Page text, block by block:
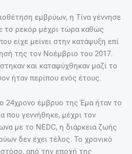
εμβρύων, η Τίνα γέννησε
το ρεκόρ μέχρι τώρα καθώς
είχε μείνει στην κατάψυξη επί
της τον Νοέμβριο του 2017.
και καταψύχθηκαν μαζί το
ήταν περίπου ενός έτους.
24χρονο έμβρυο της Έμα ήταν το
που γεννήθηκε, μέχρι τον
με το NEDC, η διάρκεια ζωής
δεν έχει τέλος. Το χρονικό
από την εποχή της